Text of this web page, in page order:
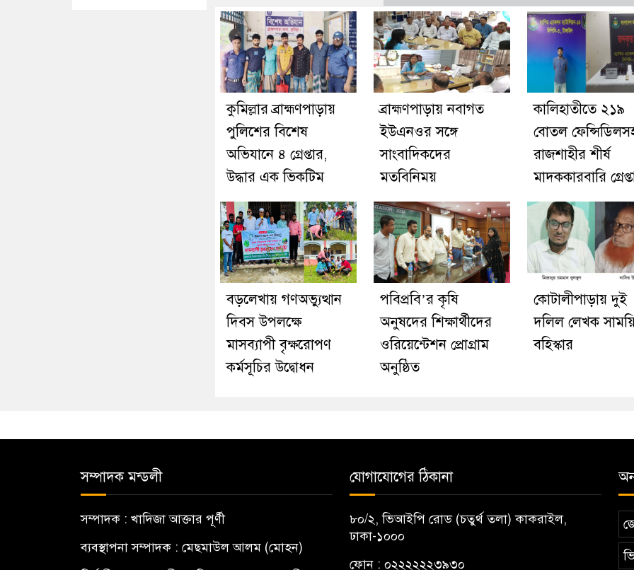
কুমিল্লার ব্রাহ্মণপাড়ায়
পুলিশের বিশেষ
অভিযানে ৪ গ্রেপ্তার,
উদ্ধার এক ভিকটিম
ব্রাহ্মণপাড়ায় নবাগত
ইউএনওর সঙ্গে
সাংবাদিকদের
মতবিনিময়
কালিহাতীতে ২১৯
বোতল
রাজশাহীর শীর্ষ
মাদককারবারি
বড়লেখায় গণঅভ্যুত্থান
দিবস উপলক্ষে
মাসব্যাপী বৃক্ষরোপণ
কর্মসূচির উদ্বোধন
পবিপ্রবি’র কৃষি
অনুষদের শিক্ষার্থীদের
ওরিয়েন্টেশন প্রোগ্রাম
অনুষ্ঠিত
কোটালীপাড়ায় দুই
দলিল লেখক
বহিস্কার
সম্পাদক মন্ডলী
সম্পাদক : খাদিজা আক্তার পূর্ণী
ব্যবস্থাপনা সম্পাদক : মেছমাউল আলম (মোহন)
যোগাযোগের ঠিকানা
৮০/২, ভিআইপি রোড (চতুর্থ তলা) কাকরাইল,
ঢাকা-১০০০
ফোন : ০২২২২২২৩৯৩০